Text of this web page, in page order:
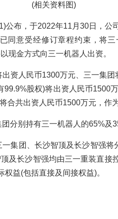
(相关资料图)
公布，于2022年11月30日，公
同意受经修订章程约束，将
现金方式向三一机器人出资。
资人民币1300万元、三一集
99.9%股权)将出资人民币1500
合共出资人民币1500万元，作
分别持有三一机器人的65%及
集团、长沙智顶及长沙智强将
及长沙智强均由三一重装直接
益(包括直接及间接权益)。